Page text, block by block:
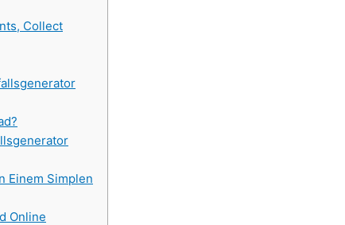
Collect
Einem Simplen
Online